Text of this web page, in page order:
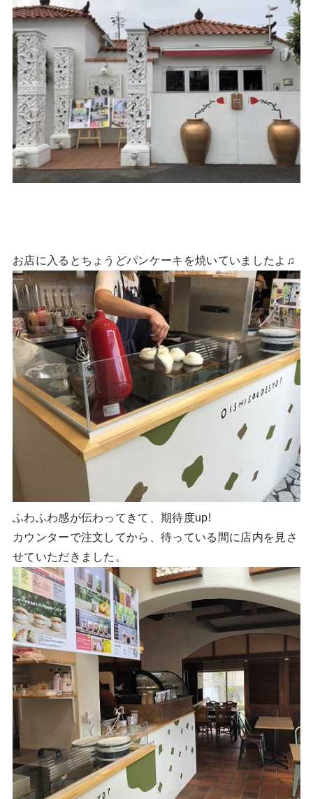
お店に入るとちょうどパンケーキを焼いていましたよ♫
ふわふわ感が伝わってきて、期待度up!
カウンターで注文してから、待っている間に店内を見さ
せていただきました。